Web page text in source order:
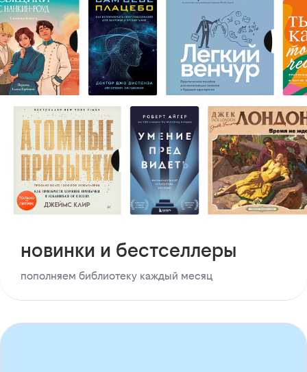
новинки и бестселлеры
пополняем библиотеку каждый месяц